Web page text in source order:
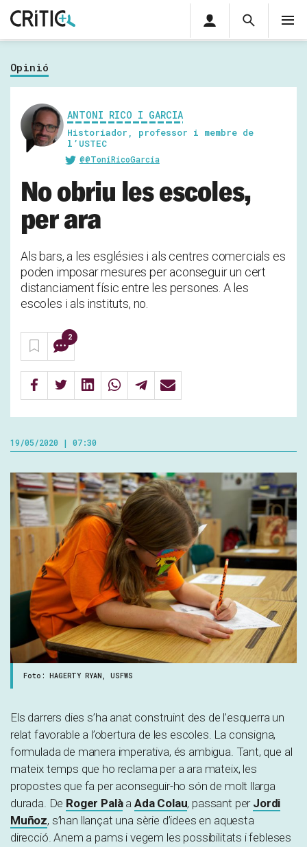
Cerca
Cerca
privada
Inicia sessió
Opinió
ANTONI RICO I GARCIA
Historiador, professor i membre de
l’USTEC
@@ToniRicoGarcia
No obriu les escoles,
per ara
Als bars, a les esglésies i als centres comercials es
poden imposar mesures per aconseguir un cert
distanciament físic entre les persones. A les
escoles i als instituts, no.
2
19/05/2020 | 07:30
Foto: HAGERTY RYAN, USFWS
Els darrers dies s’ha anat construint des de l’esquerra un
relat favorable a l’obertura de les escoles. La consigna,
formulada de manera imperativa, és ambigua. Tant, que al
mateix temps que ho reclama per a ara mateix, les
propostes que fa per aconseguir-ho són de molt llarga
durada. De Roger Palàa Ada Colau, passant per Jordi
Muñoz, s’han llançat una sèrie d’idees en aquesta
direcció. Anem a pams i vegem les possibilitats i febleses